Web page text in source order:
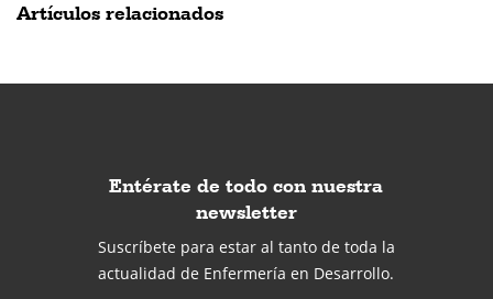
Artículos relacionados
Entérate de todo con nuestra
newsletter
Suscríbete para estar al tanto de toda la
actualidad de Enfermería en Desarrollo.